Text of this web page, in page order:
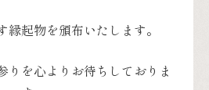
縁起物を頒布いたします。
りを心よりお待ちしておりま